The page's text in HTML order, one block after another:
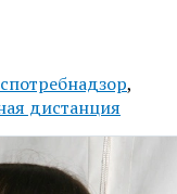
,
дистанция